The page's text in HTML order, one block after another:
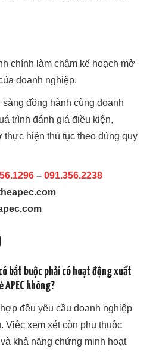
chính làm chậm kế hoạch mở
doanh nghiệp.
sàng đồng hành cùng doanh
trình đánh giá điều kiện,
thực hiện thủ tục theo đúng quy
– 091.356.2238
bắt buộc phải có hoạt động xuất
APEC không?
đều yêu cầu doanh nghiệp
Việc xem xét còn phụ thuộc
khả năng chứng minh hoạt